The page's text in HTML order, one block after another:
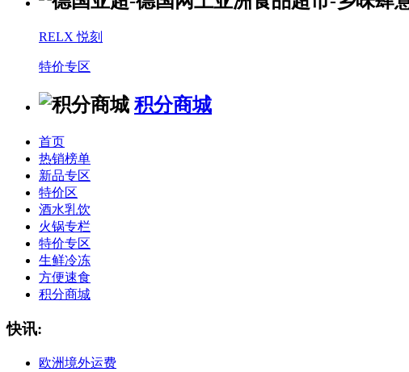
RELX 悦刻
特价专区
积分商城
首页
热销榜单
新品专区
特价区
酒水乳饮
火锅专栏
特价专区
生鲜冷冻
方便速食
积分商城
快讯:
欧洲境外运费